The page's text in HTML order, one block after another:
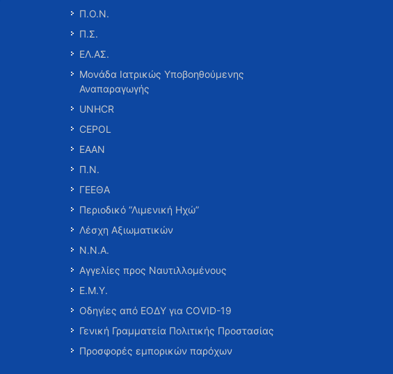
Π.Ο.Ν.
Π.Σ.
ΕΛ.ΑΣ.
Μονάδα Ιατρικώς Υποβοηθούμενης
Αναπαραγωγής
UNHCR
CEPOL
ΕΑΑΝ
Π.Ν.
ΓΕΕΘΑ
Περιοδικό “Λιμενική Ηχώ”
Λέσχη Αξιωματικών
Ν.Ν.Α.
Αγγελίες προς Ναυτιλλομένους
Ε.Μ.Υ.
Οδηγίες από ΕΟΔΥ για COVID-19
Γενική Γραμματεία Πολιτικής Προστασίας
Προσφορές εμπορικών παρόχων